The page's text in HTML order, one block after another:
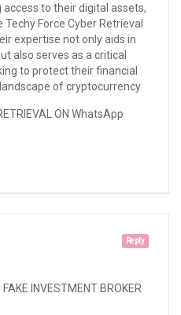
to their digital assets,
Force Cyber Retrieval
expertise not only aids in
also serves as a critical
to protect their financial
of cryptocurrency.
ON WhatsApp
Reply
INVESTMENT BROKER